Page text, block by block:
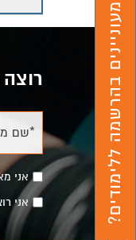
*שם
אני
אני
מעוניינים בהרשמה ללימודים?